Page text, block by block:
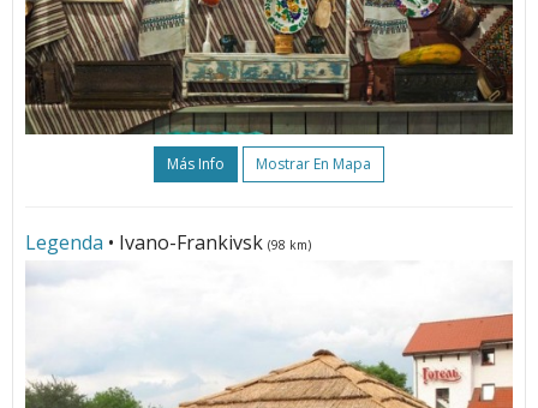
Más Info Mostrar En Mapa
Legenda • Ivano-Frankivsk (98 km)